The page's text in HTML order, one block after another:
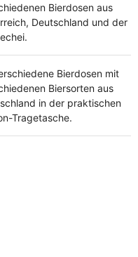
Bierdosen aus
Deutschland und der
Bierdosen mit
Biersorten aus
in der praktischen
Tragetasche.